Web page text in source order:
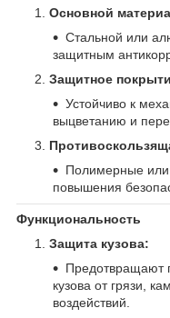
Основной
Стальной или
защитным
Защитное
Устойчиво к
выцветанию и
Полимерные или
повышения
Функциональность
Защита кузова:
Предотвращают
кузова от грязи,
воздействий.